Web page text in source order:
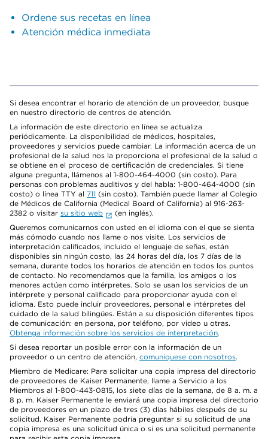
Ordene sus recetas en línea
Atención médica inmediata
Si desea encontrar el horario de atención de un proveedor, busque
en nuestro directorio de centros de atención.
La información de este directorio en línea se actualiza
periódicamente. La disponibilidad de médicos, hospitales,
proveedores y servicios puede cambiar. La información acerca de un
profesional de la salud nos la proporciona el profesional de la salud o
se obtiene en el proceso de certificación de credenciales. Si tiene
alguna pregunta, llámenos al 1-800-464-4000 (sin costo). Para
personas con problemas auditivos y del habla: 1-800-464-4000 (sin
costo) o línea TTY al 711 (sin costo). También puede llamar al Colegio
de Médicos de California (Medical Board of California) al 916-263-
2382 o visitar su sitio web
(en inglés).
Queremos comunicarnos con usted en el idioma con el que se sienta
más cómodo cuando nos llame o nos visite. Los servicios de
interpretación calificados, incluido el lenguaje de señas, están
disponibles sin ningún costo, las 24 horas del día, los 7 días de la
semana, durante todos los horarios de atención en todos los puntos
de contacto. No recomendamos que la familia, los amigos o los
menores actúen como intérpretes. Solo se usan los servicios de un
intérprete y personal calificado para proporcionar ayuda con el
idioma. Esto puede incluir proveedores, personal e intérpretes del
cuidado de la salud bilingües. Están a su disposición diferentes tipos
de comunicación: en persona, por teléfono, por video u otras.
Obtenga información sobre los servicios de interpretación.
Si desea reportar un posible error con la información de un
proveedor o un centro de atención, comuníquese con nosotros.
Miembro de Medicare: Para solicitar una copia impresa del directorio
de proveedores de Kaiser Permanente, llame a Servicio a los
Miembros al 1-800-443-0815, los siete días de la semana, de 8 a. m. a
8 p. m. Kaiser Permanente le enviará una copia impresa del directorio
de proveedores en un plazo de tres (3) días hábiles después de su
solicitud. Kaiser Permanente podría preguntar si su solicitud de una
copia impresa es una solicitud única o si es una solicitud permanente